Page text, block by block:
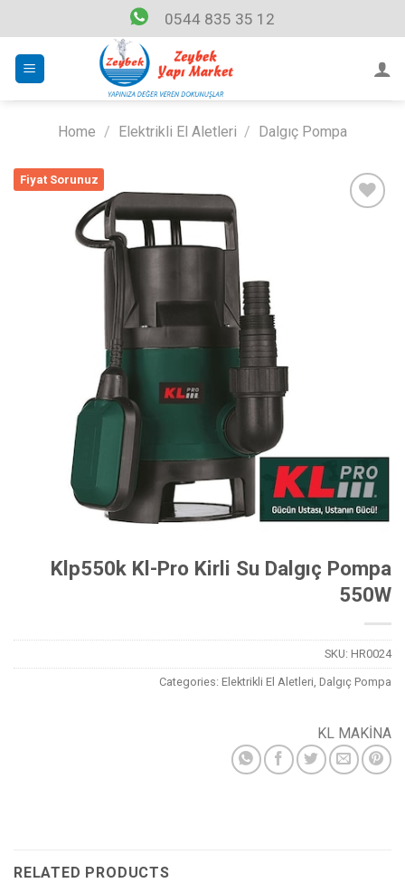
to
content
0544 835 35 12
Home / Elektrikli El Aletleri / Dalgıç Pompa
Fiyat Sorunuz
Klp550k Kl-Pro Kirli Su Dalgıç Pompa
550W
SKU: HR0024
Categories: Elektrikli El Aletleri, Dalgıç Pompa
KL MAKİNA
RELATED PRODUCTS